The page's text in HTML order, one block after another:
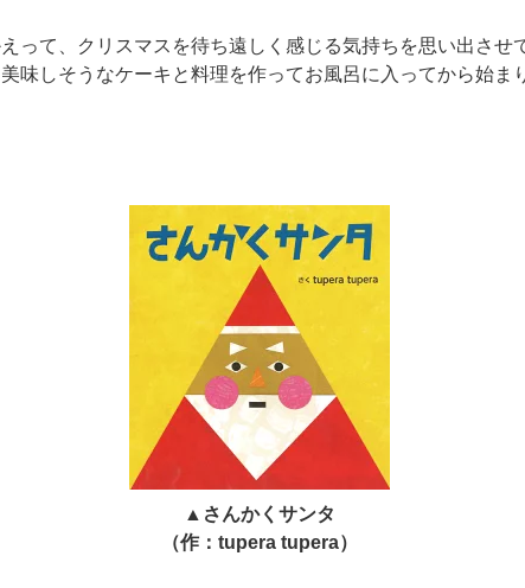
って、クリスマスを待ち遠しく感じる気持ちを思い出させ
味しそうなケーキと料理を作ってお風呂に入ってから始ま
▲さんかくサンタ
（作：tupera tupera）